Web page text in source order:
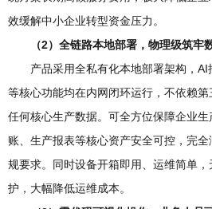
效缓解中小企业转型资金压力。
（2）全链路本地部署，物理级筑牢
产品采用全私有化本地部署架构，
等核心功能均在内网闭环运行，不依赖
任何核心生产数据。可全方位保障企业
账、生产报表等核心资产安全可控，完
规要求。同时设备开箱即用、运维简单
护，大幅降低运维成本。